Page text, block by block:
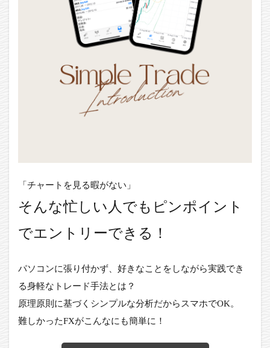
「チャートを見る暇がない」
そんな忙しい人でもピンポイント
でエントリーできる！
パソコンに張り付かず、好きなことをしながら実践でき
る身軽なトレード手法とは？
原理原則に基づくシンプルな分析だからスマホでOK。
難しかったFXがこんなにも簡単に！